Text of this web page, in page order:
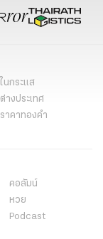
ในกระแส
ต่างประเทศ
ราคาทองคำ
คอลัมน์
หวย
Podcast